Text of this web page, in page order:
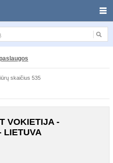
skaičius 535
VOKIETIJA -
LIETUVA